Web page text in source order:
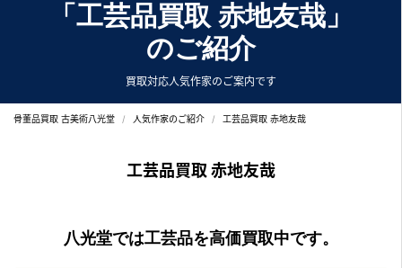
「工芸品買取 赤地友哉」
のご紹介
買取対応人気作家のご案内です
骨董品買取 古美術八光堂 人気作家のご紹介 工芸品買取 赤地友哉
工芸品買取 赤地友哉
八光堂では工芸品を高価買取中です。